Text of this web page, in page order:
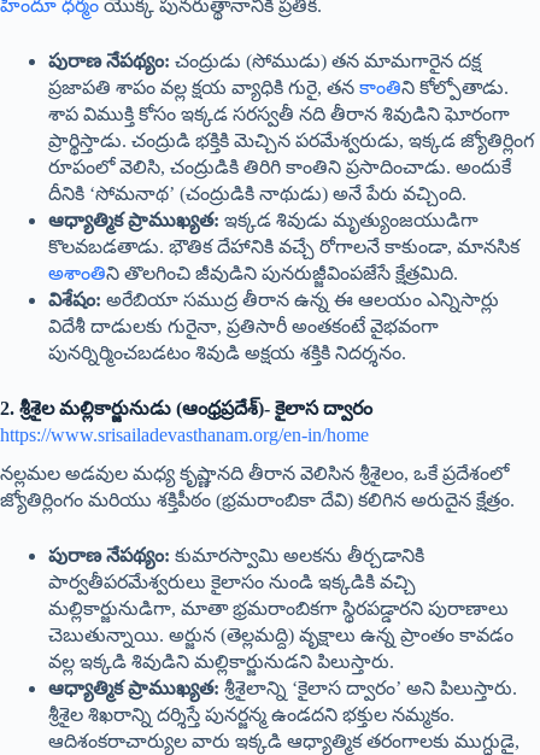
హిందూ ధర్మం యొక్క పునరుత్థానానికి ప్రతీక.
పురాణ నేపథ్యం: చంద్రుడు (సోముడు) తన మామగారైన దక్ష
ప్రజాపతి శాపం వల్ల క్షయ వ్యాధికి గురై, తన కాంతిని కోల్పోతాడు.
శాప విముక్తి కోసం ఇక్కడ సరస్వతీ నది తీరాన శివుడిని ఘోరంగా
ప్రార్థిస్తాడు. చంద్రుడి భక్తికి మెచ్చిన పరమేశ్వరుడు, ఇక్కడ జ్యోతిర్లింగ
రూపంలో వెలిసి, చంద్రుడికి తిరిగి కాంతిని ప్రసాదించాడు. అందుకే
దీనికి ‘సోమనాథ’ (చంద్రుడికి నాథుడు) అనే పేరు వచ్చింది.
ఆధ్యాత్మిక ప్రాముఖ్యత: ఇక్కడ శివుడు మృత్యుంజయుడిగా
కొలవబడతాడు. భౌతిక దేహానికి వచ్చే రోగాలనే కాకుండా, మానసిక
అశాంతిని తొలగించి జీవుడిని పునరుజ్జీవింపజేసే క్షేత్రమిది.
విశేషం: అరేబియా సముద్ర తీరాన ఉన్న ఈ ఆలయం ఎన్నిసార్లు
విదేశీ దాడులకు గురైనా, ప్రతిసారీ అంతకంటే వైభవంగా
పునర్నిర్మించబడటం శివుడి అక్షయ శక్తికి నిదర్శనం.
2. శ్రీశైల మల్లికార్జునుడు (ఆంధ్రప్రదేశ్)- కైలాస ద్వారం
https://www.srisailadevasthanam.org/en-in/home
నల్లమల అడవుల మధ్య కృష్ణానది తీరాన వెలిసిన శ్రీశైలం, ఒకే ప్రదేశంలో
జ్యోతిర్లింగం మరియు శక్తిపీఠం (భ్రమరాంబికా దేవి) కలిగిన అరుదైన క్షేత్రం.
పురాణ నేపథ్యం: కుమారస్వామి అలకను తీర్చడానికి
పార్వతీపరమేశ్వరులు కైలాసం నుండి ఇక్కడికి వచ్చి
మల్లికార్జునుడిగా, మాతా భ్రమరాంబికగా స్థిరపడ్డారని పురాణాలు
చెబుతున్నాయి. అర్జున (తెల్లమద్ది) వృక్షాలు ఉన్న ప్రాంతం కావడం
వల్ల ఇక్కడి శివుడిని మల్లికార్జునుడని పిలుస్తారు.
ఆధ్యాత్మిక ప్రాముఖ్యత: శ్రీశైలాన్ని ‘కైలాస ద్వారం’ అని పిలుస్తారు.
శ్రీశైల శిఖరాన్ని దర్శిస్తే పునర్జన్మ ఉండదని భక్తుల నమ్మకం.
ఆదిశంకరాచార్యుల వారు ఇక్కడి ఆధ్యాత్మిక తరంగాలకు ముగ్ధుడై,